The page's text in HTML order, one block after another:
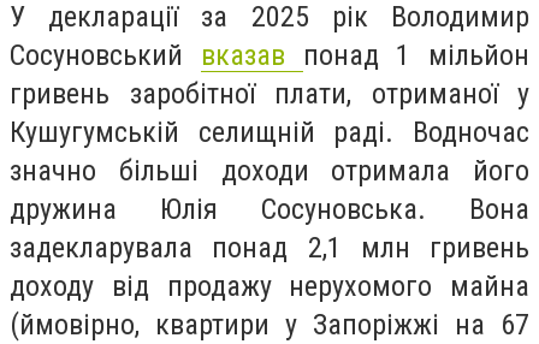
У декларації за 2025 рік Володимир
Сосуновський вказав понад 1 мільйон
гривень заробітної плати, отриманої у
Кушугумській селищній раді. Водночас
значно більші доходи отримала його
дружина Юлія Сосуновська. Вона
задекларувала понад 2,1 млн гривень
доходу від продажу нерухомого майна
(ймовірно, квартири у Запоріжжі на 67